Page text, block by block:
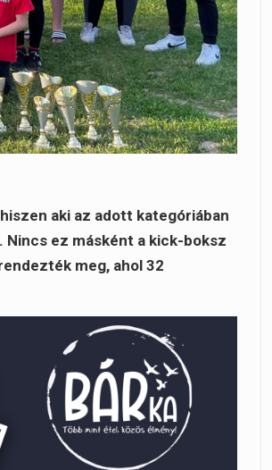
aki az adott kategóriában
ez másként a kick-boksz
meg, ahol 32